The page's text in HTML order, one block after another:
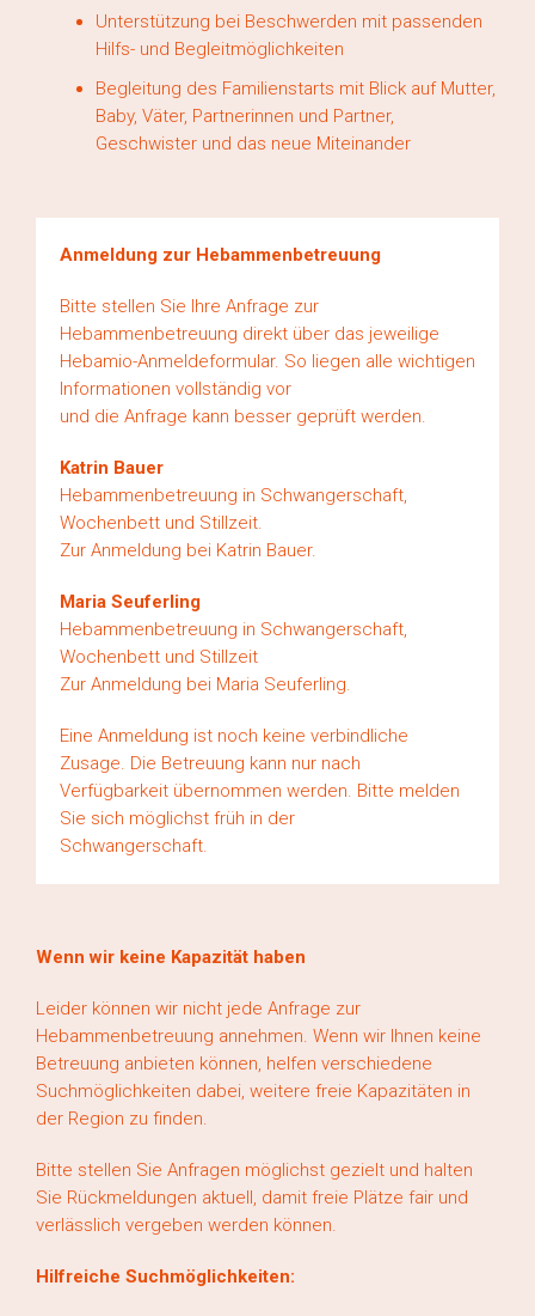
Unterstützung bei Beschwerden mit passenden
Hilfs- und Begleitmöglichkeiten
Begleitung des Familienstarts mit Blick auf Mutter,
Baby, Väter, Partnerinnen und Partner,
Geschwister und das neue Miteinander
Anmeldung zur Hebammenbetreuung
Bitte stellen Sie Ihre Anfrage zur
Hebammenbetreuung direkt über das jeweilige
Hebamio-Anmeldeformular. So liegen alle wichtigen
Informationen vollständig vor
und die Anfrage kann besser geprüft werden.
Katrin Bauer
Hebammenbetreuung in Schwangerschaft,
Wochenbett und Stillzeit.
Zur Anmeldung bei Katrin Bauer.
Maria Seuferling
Hebammenbetreuung in Schwangerschaft,
Wochenbett und Stillzeit
Zur Anmeldung bei Maria Seuferling.
Eine Anmeldung ist noch keine verbindliche
Zusage. Die Betreuung kann nur nach
Verfügbarkeit übernommen werden. Bitte melden
Sie sich möglichst früh in der
Schwangerschaft.
Wenn wir keine Kapazität haben
Leider können wir nicht jede Anfrage zur
Hebammenbetreuung annehmen. Wenn wir Ihnen keine
Betreuung anbieten können, helfen verschiedene
Suchmöglichkeiten dabei, weitere freie Kapazitäten in
der Region zu finden.
Bitte stellen Sie Anfragen möglichst gezielt und halten
Sie Rückmeldungen aktuell, damit freie Plätze fair und
verlässlich vergeben werden können.
Hilfreiche Suchmöglichkeiten: